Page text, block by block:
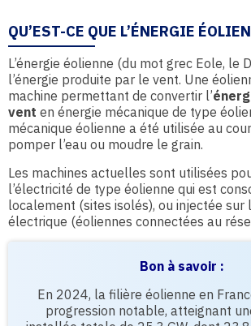
QU’EST-CE QUE L’ÉNERGIE
L’énergie éolienne (du mot grec Eole, le
l’énergie produite par le vent. Une
machine permettant de convertir l’
vent en énergie mécanique de type
mécanique éolienne a été utilisée au
pomper l’eau ou moudre le grain.
Les machines actuelles sont utilisées
l’électricité de type éolienne qui est
localement (sites isolés), ou injectée sur
électrique (éoliennes connectées au
Bon à savoir :
En 2024, la filière éolienne en
progression notable, atteignant